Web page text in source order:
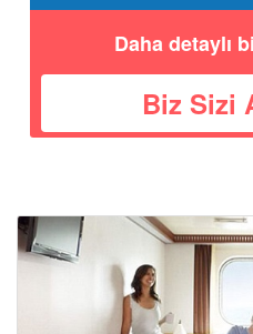
Daha detaylı
Biz Sizi